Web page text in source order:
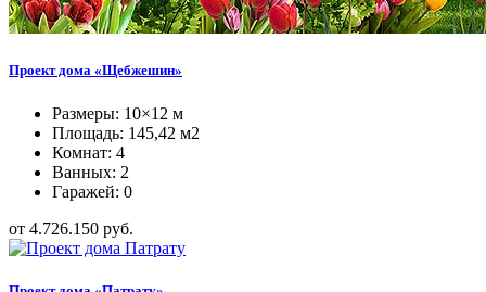
Проект дома «Щебжешин»
Размеры: 10×12 м
Площадь: 145,42 м2
Комнат: 4
Ванных: 2
Гаражей: 0
от 4.726.150 руб.